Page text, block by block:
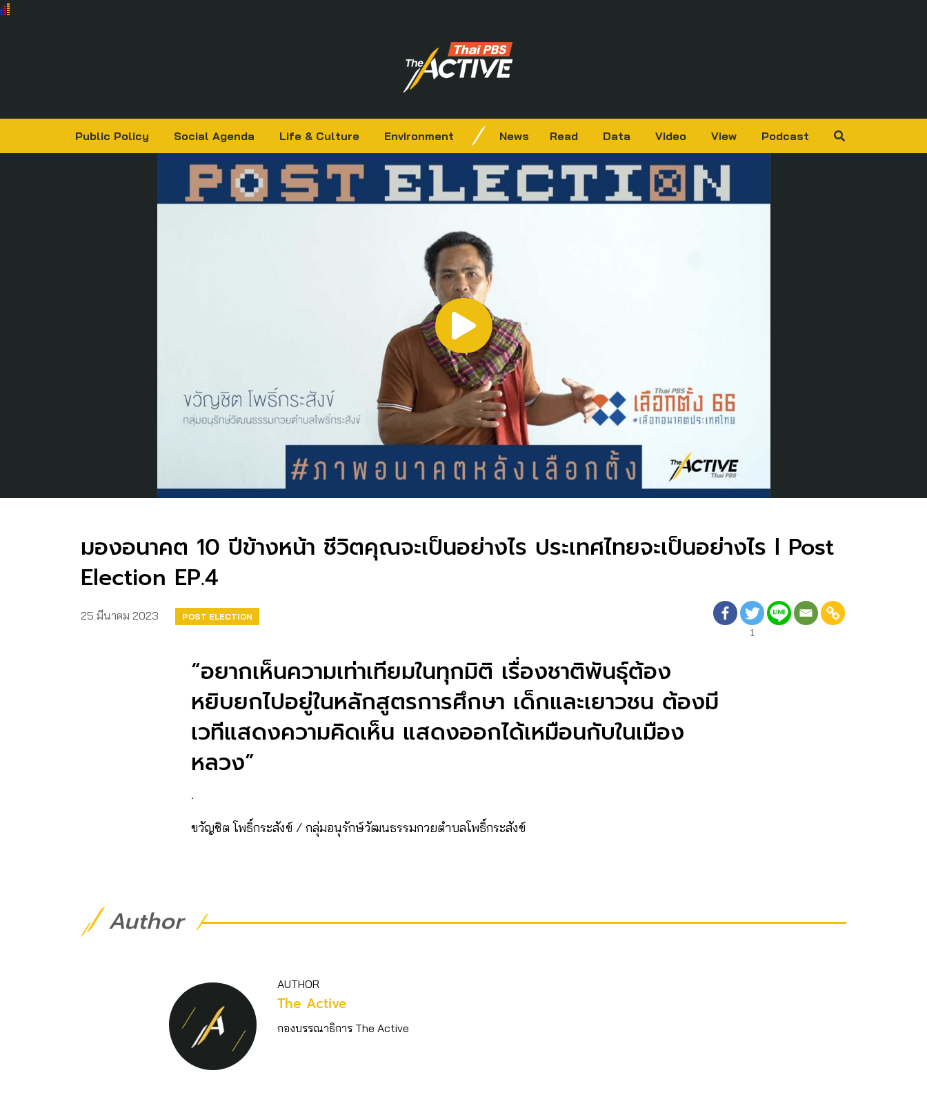
Public Policy Social Agenda Life & Culture Environment News Read Data Video View Podcast
มองอนาคต 10 ปีข้างหน้า ชีวิตคุณจะเป็นอย่างไร ประเทศไทยจะเป็นอย่างไร l Post
Election EP.4
25 มีนาคม 2023
POST ELECTION
1
“อยากเห็นความเท่าเทียมในทุกมิติ เรื่องชาติพันธุ์ต้อง
หยิบยกไปอยู่ในหลักสูตรการศึกษา เด็กและเยาวชน ต้องมี
เวทีแสดงความคิดเห็น แสดงออกได้เหมือนกับในเมือง
หลวง”
.
ขวัญชิต โพธิ์กระสังข์ / กลุ่มอนุรักษ์วัฒนธรรมกวยตำบลโพธิ์กระสังข์
Author
AUTHOR
The Active
กองบรรณาธิการ The Active